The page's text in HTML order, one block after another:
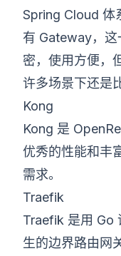
Spring Cloud 体
有 Gateway，
密，使用方便，
许多场景下还是
Kong
Kong 是
优秀的性能和丰
需求。
Traefik
Traefik 是用 Go
生的边界路由网